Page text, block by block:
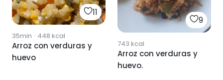
11
35min · 448 kcal
Arroz con verduras y
huevo
9
743 kcal
Arroz con verduras y
huevo.